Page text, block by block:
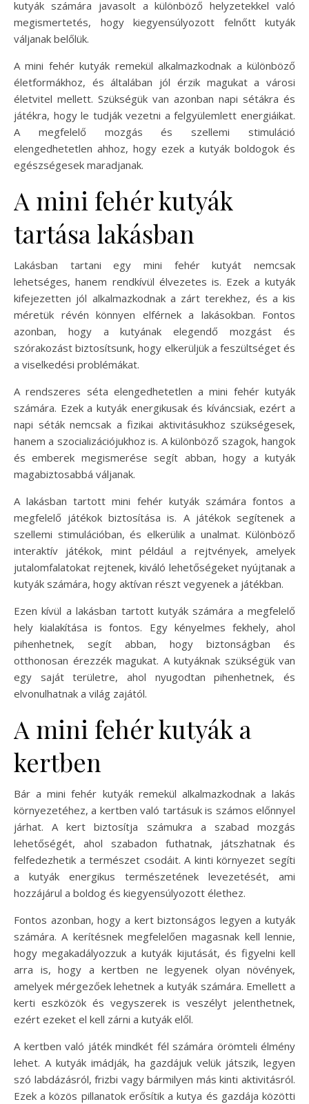
kutyák számára javasolt a különböző helyzetekkel való
megismertetés, hogy kiegyensúlyozott felnőtt kutyák
váljanak belőlük.
A mini fehér kutyák remekül alkalmazkodnak a különböző
életformákhoz, és általában jól érzik magukat a városi
életvitel mellett. Szükségük van azonban napi sétákra és
játékra, hogy le tudják vezetni a felgyülemlett energiáikat.
A megfelelő mozgás és szellemi stimuláció
elengedhetetlen ahhoz, hogy ezek a kutyák boldogok és
egészségesek maradjanak.
A mini fehér kutyák
tartása lakásban
Lakásban tartani egy mini fehér kutyát nemcsak
lehetséges, hanem rendkívül élvezetes is. Ezek a kutyák
kifejezetten jól alkalmazkodnak a zárt terekhez, és a kis
méretük révén könnyen elférnek a lakásokban. Fontos
azonban, hogy a kutyának elegendő mozgást és
szórakozást biztosítsunk, hogy elkerüljük a feszültséget és
a viselkedési problémákat.
A rendszeres séta elengedhetetlen a mini fehér kutyák
számára. Ezek a kutyák energikusak és kíváncsiak, ezért a
napi séták nemcsak a fizikai aktivitásukhoz szükségesek,
hanem a szocializációjukhoz is. A különböző szagok, hangok
és emberek megismerése segít abban, hogy a kutyák
magabiztosabbá váljanak.
A lakásban tartott mini fehér kutyák számára fontos a
megfelelő játékok biztosítása is. A játékok segítenek a
szellemi stimulációban, és elkerülik a unalmat. Különböző
interaktív játékok, mint például a rejtvények, amelyek
jutalomfalatokat rejtenek, kiváló lehetőségeket nyújtanak a
kutyák számára, hogy aktívan részt vegyenek a játékban.
Ezen kívül a lakásban tartott kutyák számára a megfelelő
hely kialakítása is fontos. Egy kényelmes fekhely, ahol
pihenhetnek, segít abban, hogy biztonságban és
otthonosan érezzék magukat. A kutyáknak szükségük van
egy saját területre, ahol nyugodtan pihenhetnek, és
elvonulhatnak a világ zajától.
A mini fehér kutyák a
kertben
Bár a mini fehér kutyák remekül alkalmazkodnak a lakás
környezetéhez, a kertben való tartásuk is számos előnnyel
járhat. A kert biztosítja számukra a szabad mozgás
lehetőségét, ahol szabadon futhatnak, játszhatnak és
felfedezhetik a természet csodáit. A kinti környezet segíti
a kutyák energikus természetének levezetését, ami
hozzájárul a boldog és kiegyensúlyozott élethez.
Fontos azonban, hogy a kert biztonságos legyen a kutyák
számára. A kerítésnek megfelelően magasnak kell lennie,
hogy megakadályozzuk a kutyák kijutását, és figyelni kell
arra is, hogy a kertben ne legyenek olyan növények,
amelyek mérgezőek lehetnek a kutyák számára. Emellett a
kerti eszközök és vegyszerek is veszélyt jelenthetnek,
ezért ezeket el kell zárni a kutyák elől.
A kertben való játék mindkét fél számára örömteli élmény
lehet. A kutyák imádják, ha gazdájuk velük játszik, legyen
szó labdázásról, frizbi vagy bármilyen más kinti aktivitásról.
Ezek a közös pillanatok erősítik a kutya és gazdája közötti